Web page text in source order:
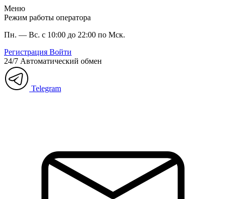
Меню
Режим работы оператора
Пн. — Вс. с 10:00 до 22:00 по Мск.
Регистрация Войти
24/7 Автоматический обмен
Telegram